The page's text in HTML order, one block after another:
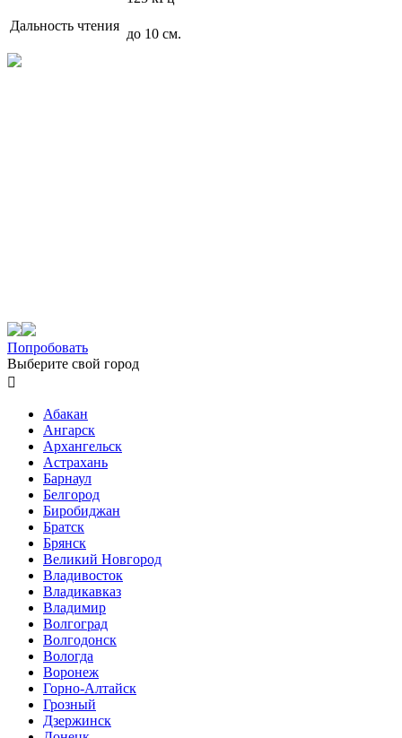
Дальность чтения
до 10 см.
Попробовать
Выберите свой город

Абакан
Ангарск
Архангельск
Астрахань
Барнаул
Белгород
Биробиджан
Братск
Брянск
Великий Новгород
Владивосток
Владикавказ
Владимир
Волгоград
Волгодонск
Вологда
Воронеж
Горно-Алтайск
Грозный
Дзержинск